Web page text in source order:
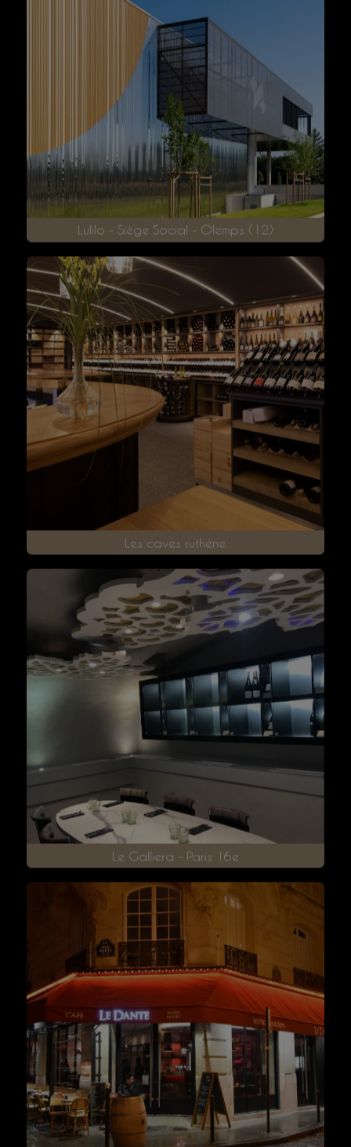
Cafés Ruthéna - Rodez
Lulilo - Siège Social - Olemps (12)
Les caves ruthène
Le Galliera - Paris 16e